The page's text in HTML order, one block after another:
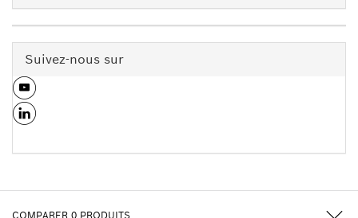
COMPARER 0 PRODUITS
Suivez-nous sur